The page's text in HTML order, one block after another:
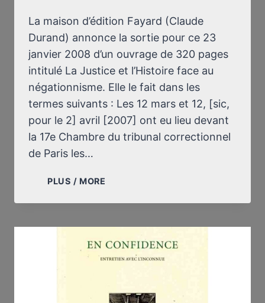
La maison d’édition Fayard (Claude
Durand) annonce la sortie pour ce 23
janvier 2008 d’un ouvrage de 320 pages
intitulé La Justice et l’Histoire face au
négationnisme. Elle le fait dans les
termes suivants : Les 12 mars et 12, [sic,
pour le 2] avril [2007] ont eu lieu devant
la 17e Chambre du tribunal correctionnel
de Paris les…
PLUS / MORE
GARDE
DE
L’AFFAIRE